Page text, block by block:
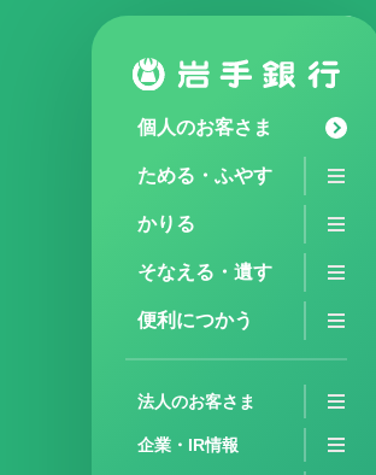
個人のお客さま
ためる・ふやす
かりる
そなえる・遺す
便利につかう
法人のお客さま
企業・IR情報